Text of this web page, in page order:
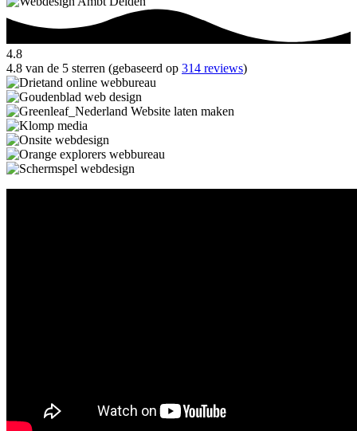
4.8
4.8 van de 5 sterren (gebaseerd op 314 reviews)